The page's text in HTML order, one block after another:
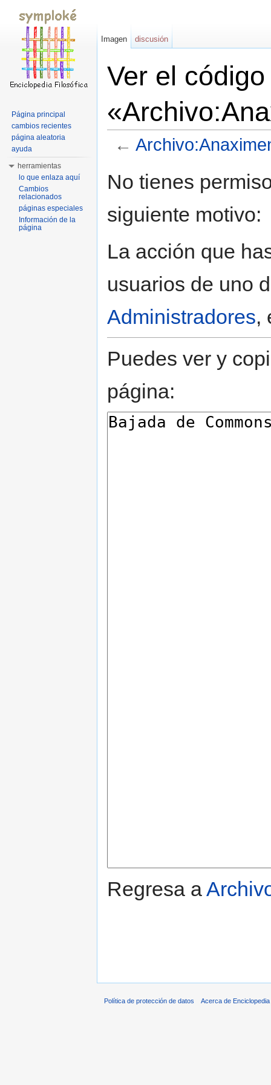
Ver el
←
No tienes
siguiente motivo:
La acción que
usuarios de uno
Administradores,
Puedes ver y
página:
Regresa a
Imagen discusión
Página principal
cambios recientes
página aleatoria
ayuda
herramientas
lo que enlaza aquí
Cambios
relacionados
páginas especiales
Información de la
página
Política de protección de datos Acerca de